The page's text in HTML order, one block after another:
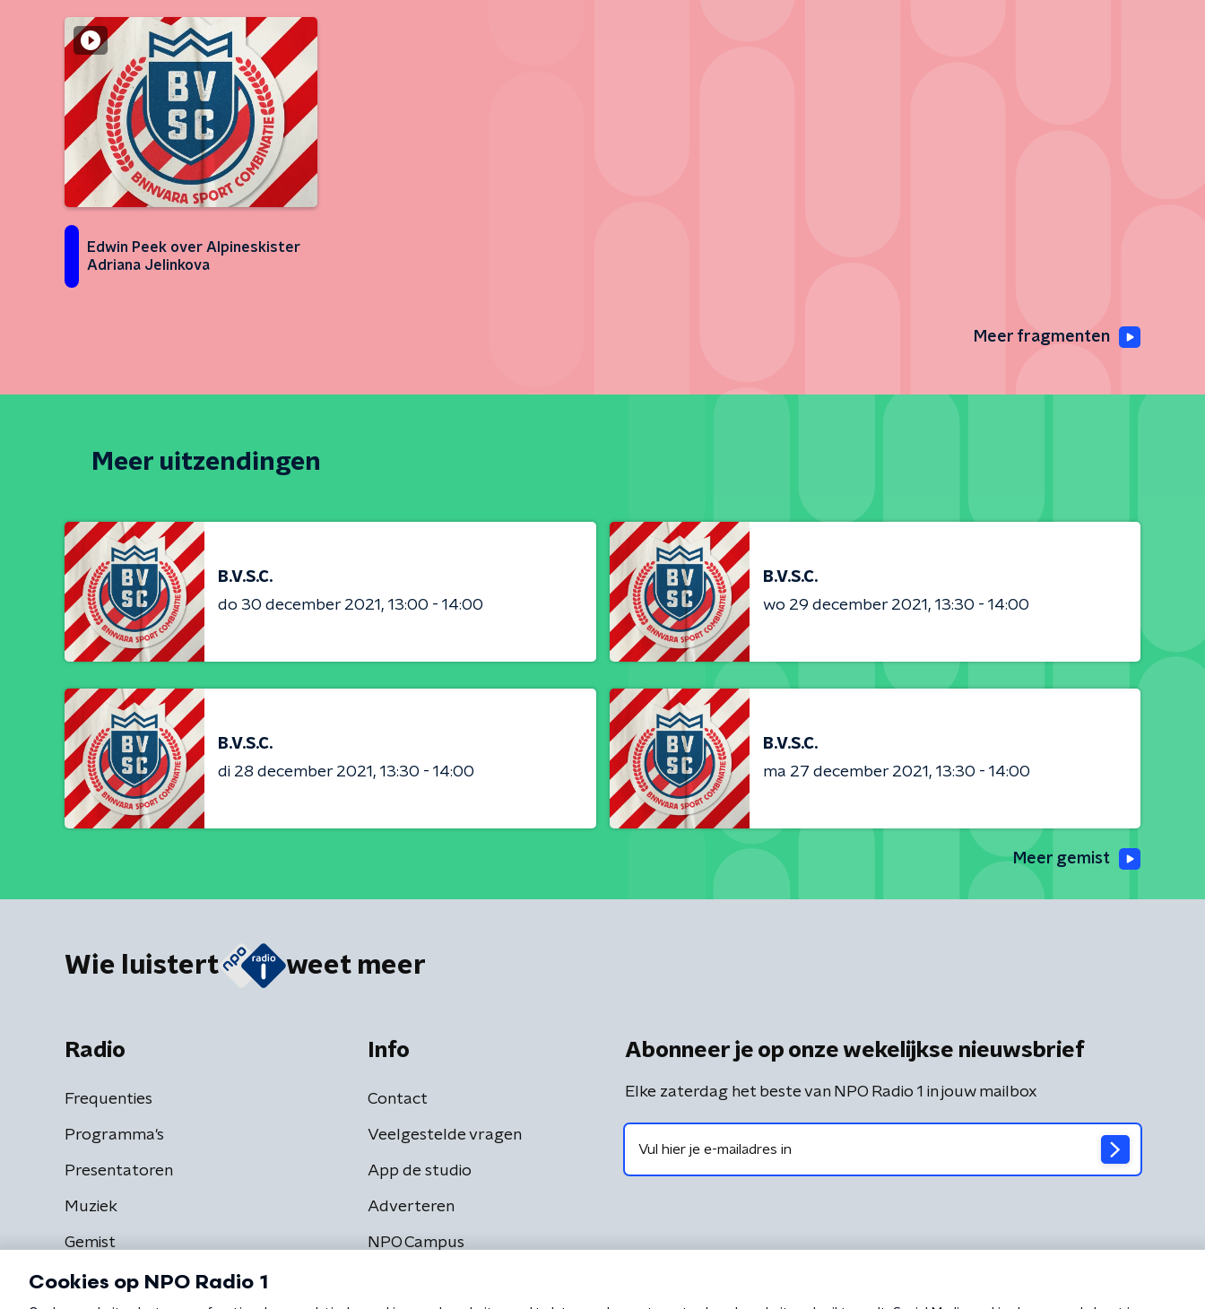
Edwin Peek over Alpineskister
Adriana Jelinkova
Meer fragmenten
Meer uitzendingen
B.V.S.C.
do 30 december 2021
13:00 - 14:00
B.V.S.C.
wo 29 december 2021
13:30 - 14:00
B.V.S.C.
di 28 december 2021
13:30 - 14:00
B.V.S.C.
ma 27 december 2021
13:30 - 14:00
Meer gemist
Wie luistert weet meer
Radio
Frequenties
Programma's
Presentatoren
Muziek
Gemist
Info
Contact
Veelgestelde vragen
App de studio
Adverteren
NPO Campus
Abonneer je op onze wekelijkse nieuwsbrief
Elke zaterdag het beste van NPO Radio 1 in jouw mailbox